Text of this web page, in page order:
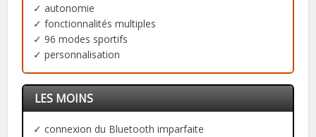
✓ autonomie
✓ fonctionnalités multiples
✓ 96 modes sportifs
✓ personnalisation
LES MOINS
✓ connexion du Bluetooth imparfaite